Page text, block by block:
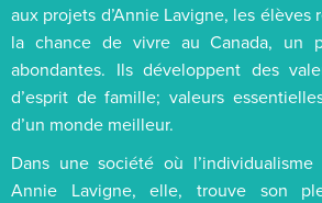
aux projets d’Annie Lavigne, les élèves
la chance de vivre au Canada, un
abondantes. Ils développent des
d’esprit de famille; valeurs
d’un monde meilleur.
Dans une société où l’individualisme
Annie Lavigne, elle, trouve son